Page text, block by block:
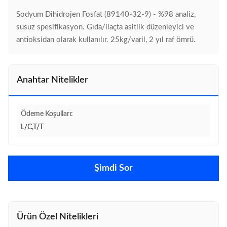
Sodyum Dihidrojen Fosfat (89140-32-9) - %98 analiz,
susuz spesifikasyon. Gıda/ilaçta asitlik düzenleyici ve
antioksidan olarak kullanılır. 25kg/varil, 2 yıl raf ömrü.
Anahtar Nitelikler
Ödeme Koşulları:
L/C,T/T
Şimdi Sor
Ürün Özel Nitelikleri